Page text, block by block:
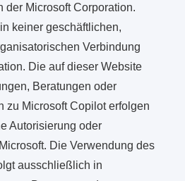
der Microsoft Corporation.
keiner geschäftlichen,
Verbindung
Die auf dieser Website
Beratungen oder
zu Microsoft Copilot erfolgen
Autorisierung oder
Die Verwendung des
ausschließlich in